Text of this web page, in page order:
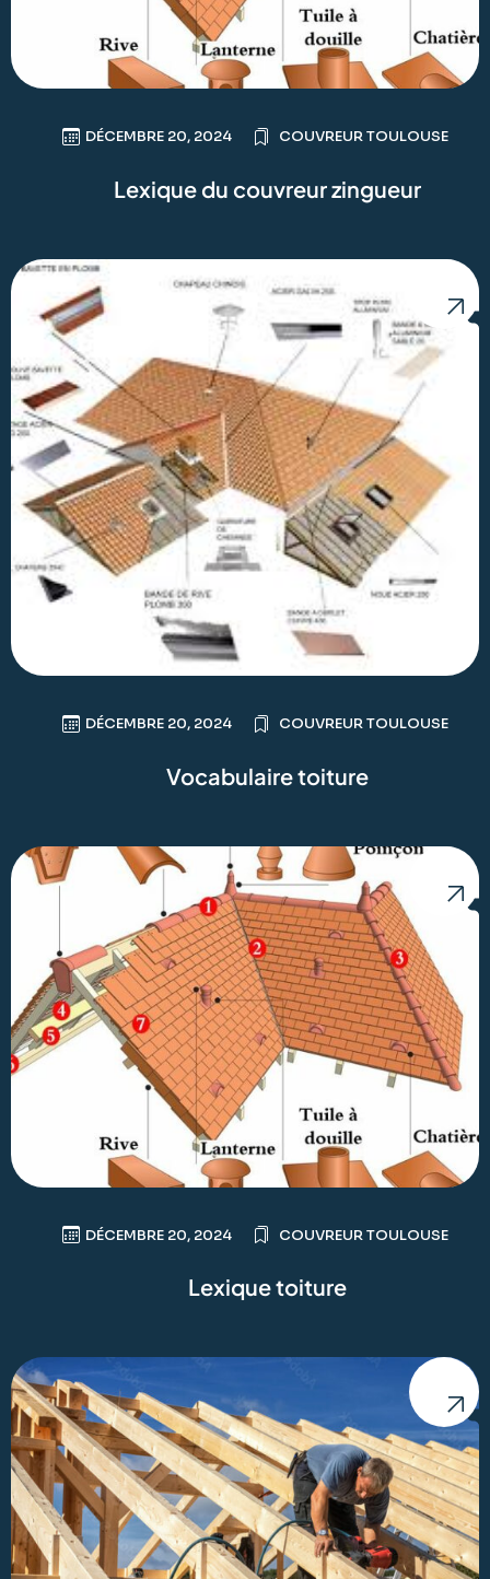
DÉCEMBRE 20, 2024 COUVREUR TOULOUSE
Lexique du couvreur zingueur
DÉCEMBRE 20, 2024 COUVREUR TOULOUSE
Vocabulaire toiture
DÉCEMBRE 20, 2024 COUVREUR TOULOUSE
Lexique toiture